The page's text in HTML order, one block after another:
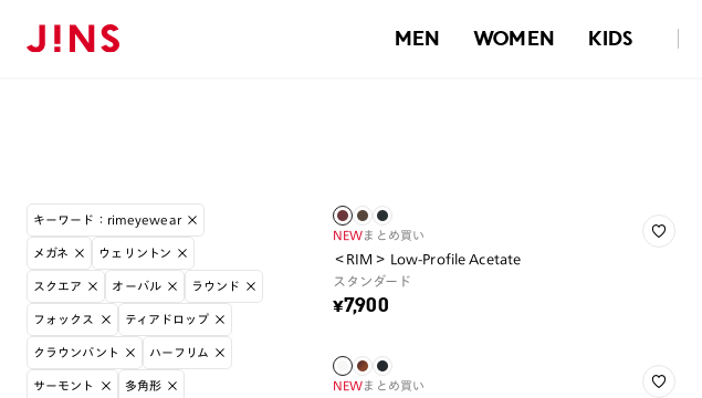
MEN WOMEN KIDS
キーワード：rimeyewear
メガネ ウェリントン
スクエア オーバル ラウンド
フォックス ティアドロップ
クラウンパント ハーフリム
サーモント 多角形
NEWまとめ買い
＜RIM＞ Low-Profile Acetate
スタンダード
¥7,900
NEWまとめ買い